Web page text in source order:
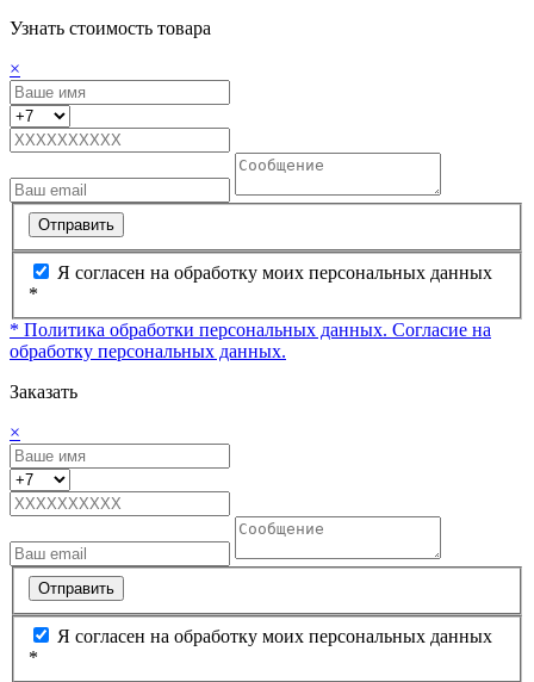
Узнать стоимость товара
×
Отправить
Я согласен на обработку моих персональных данных
*
* Политика обработки персональных данных. Согласие на
обработку персональных данных.
Заказать
×
Отправить
Я согласен на обработку моих персональных данных
*